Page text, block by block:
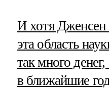
И хотя Дженсен
эта область
так много
в ближайшие